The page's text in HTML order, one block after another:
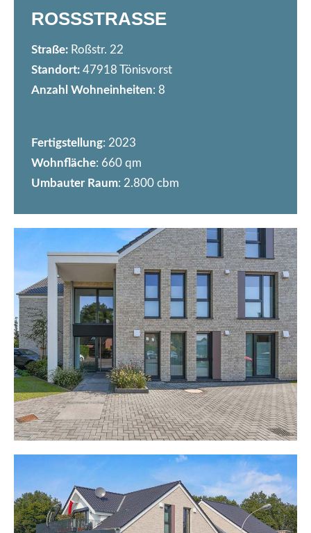
ROSSSTRASSE
Straße: Roßstr. 22
Standort: 47918 Tönisvorst
Anzahl Wohneinheiten: 8
Fertigstellung: 2023
Wohnfläche: 660 qm
Umbauter Raum: 2.800 cbm